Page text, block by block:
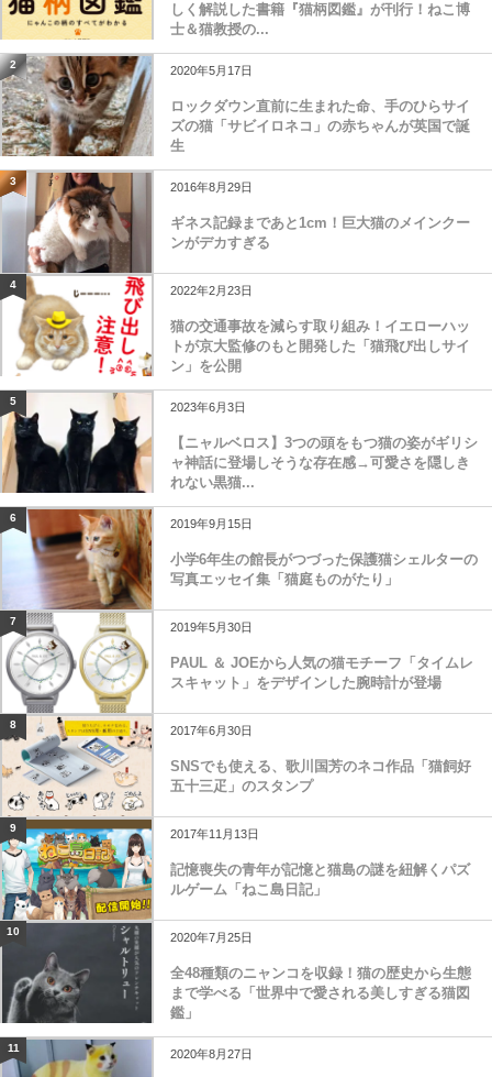
しく解説した書籍『猫柄図鑑』が刊行！ねこ博
士＆猫教授の...
2 2020年5月17日
ロックダウン直前に生まれた命、手のひらサイ
ズの猫「サビイロネコ」の赤ちゃんが英国で誕
生
3 2016年8月29日
ギネス記録まであと1cm！巨大猫のメインクー
ンがデカすぎる
4 2022年2月23日
猫の交通事故を減らす取り組み！イエローハッ
トが京大監修のもと開発した「猫飛び出しサイ
ン」を公開
5 2023年6月3日
【ニャルベロス】3つの頭をもつ猫の姿がギリシ
ャ神話に登場しそうな存在感→可愛さを隠しき
れない黒猫...
6 2019年9月15日
小学6年生の館長がつづった保護猫シェルターの
写真エッセイ集「猫庭ものがたり」
7 2019年5月30日
PAUL ＆ JOEから人気の猫モチーフ「タイムレ
スキャット」をデザインした腕時計が登場
8 2017年6月30日
SNSでも使える、歌川国芳のネコ作品「猫飼好
五十三疋」のスタンプ
9 2017年11月13日
記憶喪失の青年が記憶と猫島の謎を紐解くパズ
ルゲーム「ねこ島日記」
10 2020年7月25日
全48種類のニャンコを収録！猫の歴史から生態
まで学べる「世界中で愛される美しすぎる猫図
鑑」
11 2020年8月27日